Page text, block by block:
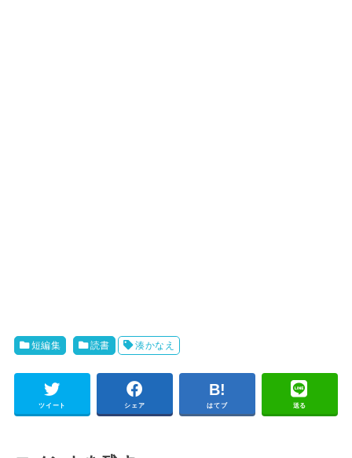
短編集 読書 湊かなえ
ツイート シェア はてブ 送る